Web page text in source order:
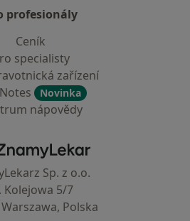
profesionály
Ceník
specialisty
zařízení
Novinka
nápovědy
ZnamyLekar - Hlavní stránka
Sp. z o.o.
Kolejowa 5/7
Polska